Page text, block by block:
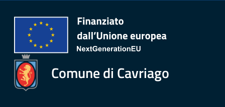
Comune di Cavriago